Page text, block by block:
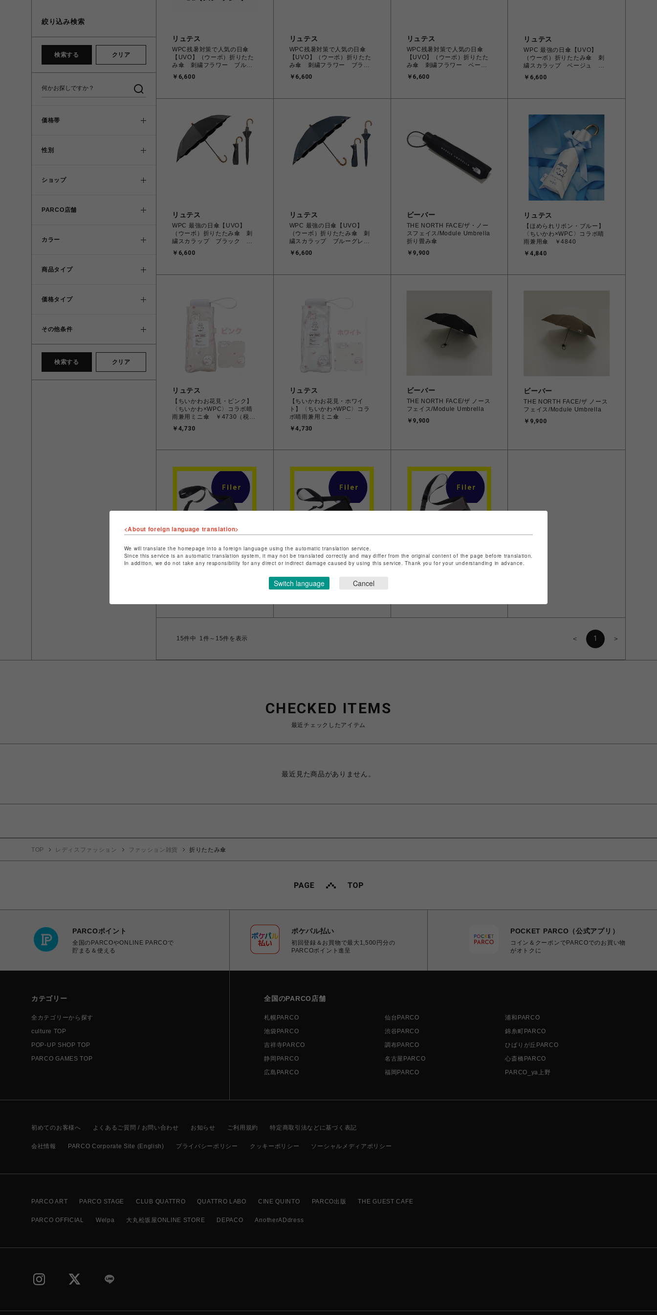
絞り込み検索
検索する クリア
価格帯
性別
ショップ
PARCO店舗
カラー
商品タイプ
価格タイプ
その他条件
検索する クリア
リュテス
WPC残暑対策で人気の日傘
【UVO】（ウーボ）折りたた
み傘 刺繍フラワー ブルー
￥6,600
リュテス
WPC残暑対策で人気の日傘
【UVO】（ウーボ）折りたた
み傘 刺繍フラワー ブラッ
￥6,600
リュテス
WPC残暑対策で人気の日傘
【UVO】（ウーボ）折りたた
み傘 刺繍フラワー ベージ
￥6,600
リュテス
WPC 最強の日傘【UVO】
（ウーボ）折りたたみ傘 刺
繍スカラップ ベージュ 旧
￥6,600
リュテス
WPC 最強の日傘【UVO】
（ウーボ）折りたたみ傘 刺
繍スカラップ ブラック 旧
￥6,600
リュテス
WPC 最強の日傘【UVO】
（ウーボ）折りたたみ傘 刺
繍スカラップ ブルーグレ
￥6,600
ビーバー
THE NORTH FACE/ザ・ノー
スフェイス/Module Umbrella
折り畳み傘
￥9,900
リュテス
【ほめられリボン・ブルー】
〈ちいかわ×WPC〉コラボ晴
雨兼用傘 ￥4840
￥4,840
リュテス
【ちいかわお花見・ピンク】
〈ちいかわ×WPC〉コラボ晴
雨兼用ミニ傘 ￥4730（税
込）
￥4,730
リュテス
【ちいかわお花見・ホワイ
ト】〈ちいかわ×WPC〉コラ
ボ晴雨兼用ミニ傘
￥4730（税込）
￥4,730
ビーバー
THE NORTH FACE/ザ ノース
フェイス/Module Umbrella
￥9,900
ビーバー
THE NORTH FACE/ザ ノース
フェイス/Module Umbrella
￥9,900
イル イル
【Filer】口折れショルダーバ
ッグ BK
イル
15件中 1件～15件を表示 ＜ 1 ＞
CHECKED ITEMS
最近チェックしたアイテム
最近見た商品がありません。
TOP レディスファッション ファッション雑貨 折りたたみ傘
PARCOポイント
全国のPARCOやONLINE PARCOで
貯まる＆使える
ポケパル払い
初回登録＆お買物で最大1,500円分の
PARCOポイント進呈
POCKET PARCO（公式アプリ）
コイン＆クーポンでPARCOでのお買い物
がオトクに
カテゴリー
全カテゴリーから探す
culture TOP
POP-UP SHOP TOP
PARCO GAMES TOP
全国のPARCO店舗
札幌PARCO 仙台PARCO
浦和PARCO
池袋PARCO
渋谷PARCO
錦糸町PARCO
吉祥寺PARCO
調布PARCO
ひばりが丘PARCO
静岡PARCO
名古屋PARCO
心斎橋PARCO
広島PARCO
福岡PARCO PARCO_ya上野
初めてのお客様へ よくあるご質問 / お問い合わせ お知らせ ご利用規約 特定商取引法などに基づく表記
会社情報 PARCO Corporate Site (English) プライバシーポリシー クッキーポリシー ソーシャルメディアポリシー
PARCO ART PARCO STAGE CLUB QUATTRO QUATTRO LABO CINE QUINTO PARCO出版 THE GUEST CAFE
PARCO OFFICIAL Welpa 大丸松坂屋ONLINE STORE DEPACO AnotherADdress
<About foreign language translation>
We will translate the homepage into a foreign language using the automatic translation service.
Since this service is an automatic translation system, it may not be translated correctly and may differ from the original content of the page before translation.
In addition, we do not take any responsibility for any direct or indirect damage caused by using this service. Thank you for your understanding in advance.
Switch language Cancel